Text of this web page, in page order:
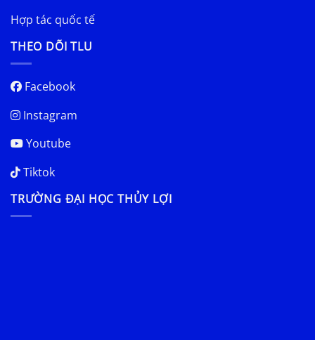
Hợp tác quốc tế
THEO DÕI TLU
Facebook
Instagram
Youtube
Tiktok
TRƯỜNG ĐẠI HỌC THỦY LỢI